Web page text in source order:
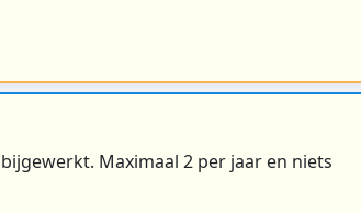
Maximaal 2 per jaar en niets